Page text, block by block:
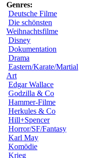
Genres:
Deutsche Filme
Die schönsten
Weihnachtsfilme
Disney
Dokumentation
Drama
Eastern/Karate/Martial
Art
Edgar Wallace
Godzilla & Co
Hammer-Filme
Herkules & Co
Hill+Spencer
Horror/SF/Fantasy
Karl May
Komödie
Krieg